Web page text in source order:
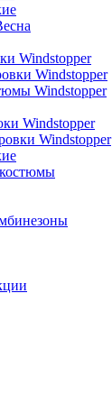
Windstopper
Windstopper
Windstopper
Windstopper
Windstopper